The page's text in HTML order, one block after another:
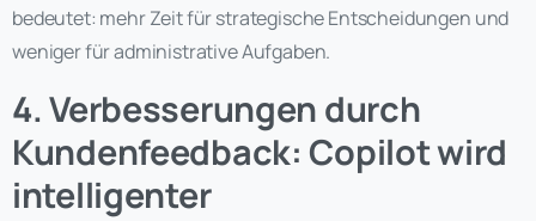
bedeutet: mehr Zeit für strategische Entscheidungen und
weniger für administrative Aufgaben.
4. Verbesserungen durch
Kundenfeedback: Copilot wird
intelligenter